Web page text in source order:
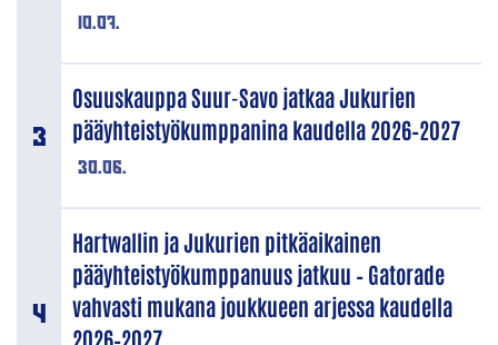
10.07.
30.06.
Osuuskauppa Suur-Savo jatkaa Jukurien
pääyhteistyökumppanina kaudella 2026–2027
Hartwallin ja Jukurien pitkäaikainen
pääyhteistyökumppanuus jatkuu – Gatorade
vahvasti mukana joukkueen arjessa kaudella
2026–2027